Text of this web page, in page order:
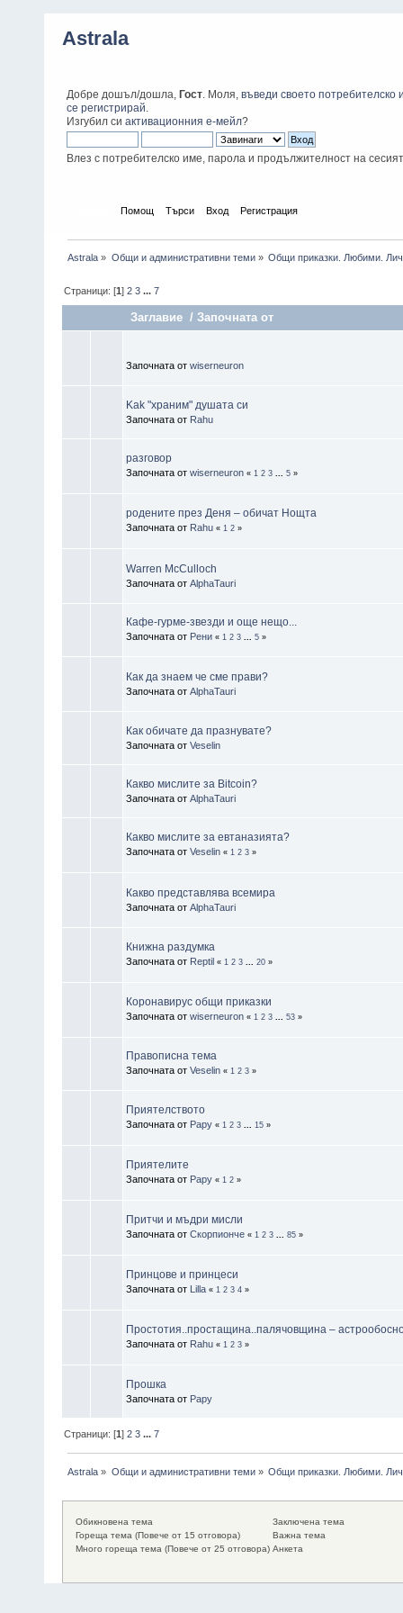
Astrala
Добре дошъл/дошла, Гост . Моля, въведи своето потребителско
се регистрирай
Изгубил си активационния е-мейл?
Влез с потребителско име, парола и продължителност на
Помощ Търси Вход Регистрация
Astrala » Общи и административни теми» Общи приказки. Любими.
Страници: [1]2 3 ...7
Заглавие /Започната от
Започната от wiserneuron
Kak "храним" душата си
Започната от Rahu
разговор
Започната от wiserneuron « 1 2 3 5 »
родените през Деня – обичат Нощта
Започната от Rahu « 1 2 »
Warren McCulloch
Започната от AlphaTauri
Кафе-гурме-звезди и още нещо...
Започната от Рени « 1 2 3 5 »
Как да знаем че сме прави?
Започната от AlphaTauri
Как обичате да празнувате?
Започната от Veselin
Какво мислите за Bitcoin?
Започната от AlphaTauri
Какво мислите за евтаназията?
Започната от Veselin « 1 2 3 »
Какво представлява всемира
Започната от AlphaTauri
Книжна раздумка
Започната от Reptil « 1 2 3 20 »
Коронавирус общи приказки
Започната от wiserneuron « 1 2 3 53 »
Правописна тема
Започната от Veselin « 1 2 3 »
Приятелството
Започната от Papy « 1 2 3 15 »
Приятелите
Започната от Papy « 1 2 »
Притчи и мъдри мисли
Започната от Скорпионче « 1 2 3 85 »
Принцове и принцеси
Започната от Lilla « 1 2 3 4 »
Простотия..простащина..палячовщина –
Започната от Rahu « 1 2 3 »
Прошка
Започната от Papy
Страници: [1]2 3 ...7
Astrala » Общи и административни теми» Общи приказки. Любими.
Обикновена тема
Гореща тема (Повече от 15 отговора)
Много гореща тема (Повече от 25 отговора)
Заключена тема
Важна тема
Анкета